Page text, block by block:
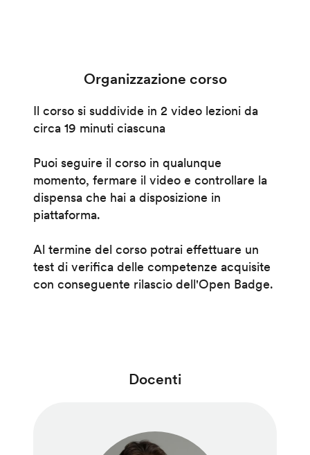
Organizzazione corso
Il corso si suddivide in 2 video lezioni da
circa 19 minuti ciascuna
Puoi seguire il corso in qualunque
momento, fermare il video e controllare la
dispensa che hai a disposizione in
piattaforma.
Al termine del corso potrai effettuare un
test di verifica delle competenze acquisite
con conseguente rilascio dell'Open Badge.
Docenti